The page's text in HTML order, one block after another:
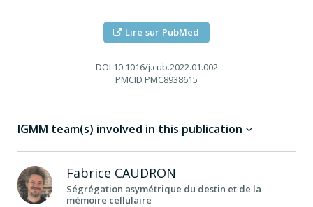
Lire sur PubMed
DOI 10.1016/j.cub.2022.01.002
PMCID PMC8938615
IGMM team(s) involved in this publication
Fabrice CAUDRON
Ségrégation asymétrique du destin et de la
mémoire cellulaire